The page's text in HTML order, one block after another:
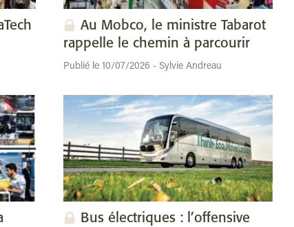
Au Mobco, le ministre Tabarot
rappelle le chemin à parcourir
Publié le 10/07/2026 - Sylvie Andreau
Bus électriques : l’offensive